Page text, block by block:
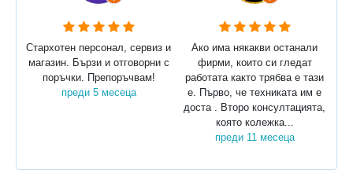
Стархотен персонал, сервиз и
магазин. Бързи и отговорни с
поръчки. Препоръчвам!
преди 5 месеца
Ако има някакви останали
фирми, които си гледат
работата както трябва е тази
е. Първо, че техниката им е
доста . Второ консултацията,
която колежка...
преди 11 месеца